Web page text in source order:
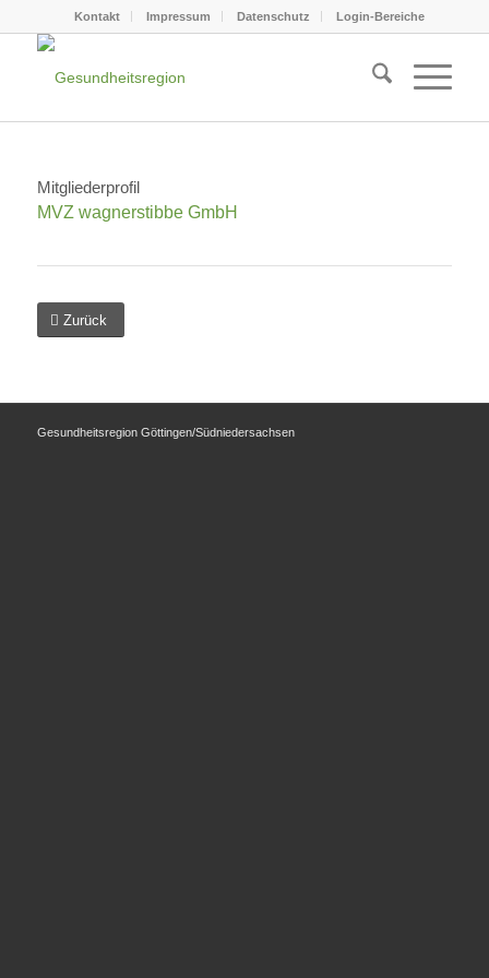
Kontakt Impressum Datenschutz Login-Bereiche
Mitgliederprofil
MVZ wagnerstibbe GmbH
Zurück
Gesundheitsregion Göttingen/Südniedersachsen